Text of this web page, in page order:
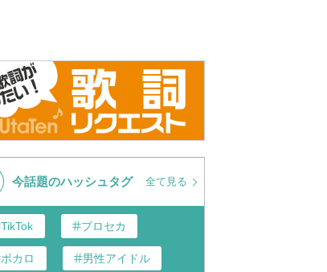
今話題のハッシュタグ 全て見る
TikTok プロセカ
ボカロ 男性アイドル